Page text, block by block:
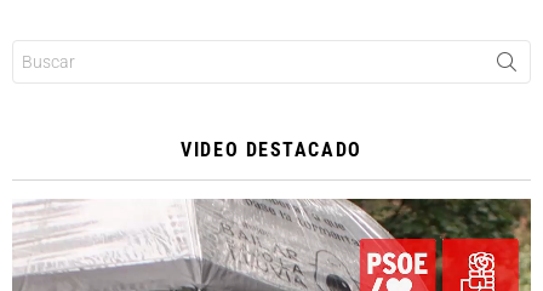
VIDEO DESTACADO
Reproductor
de
vídeo